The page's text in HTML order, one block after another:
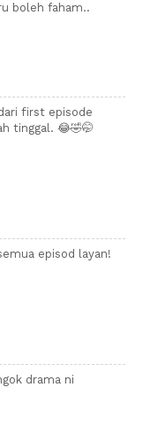
boleh faham..
first episode
tinggal. 😂🤣🤭
episod layan!
drama ni